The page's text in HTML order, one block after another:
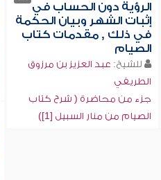
الرؤية دون الحساب في
إثبات الشهر وبيان الحكمة
في ذلك , مقدمات كتاب
الصيام
للشيخ: عبد العزيز بن مرزوق
الطريفي
جزء من محاضرة ( شرح كتاب
الصيام من منار السبيل [1])